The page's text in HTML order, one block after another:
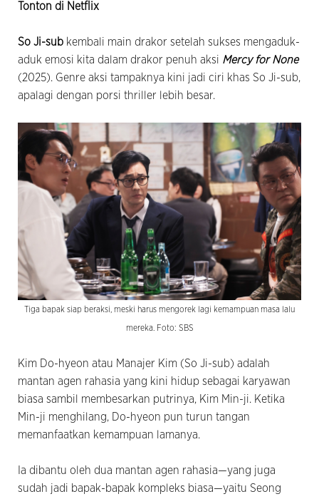
Tonton di Netflix
So Ji-sub kembali main drakor setelah sukses mengaduk-
aduk emosi kita dalam drakor penuh aksi Mercy for None
(2025). Genre aksi tampaknya kini jadi ciri khas So Ji-sub,
apalagi dengan porsi thriller lebih besar.
Tiga bapak siap beraksi, meski harus mengorek lagi kemampuan masa lalu
mereka. Foto: SBS
Kim Do-hyeon atau Manajer Kim (So Ji-sub) adalah
mantan agen rahasia yang kini hidup sebagai karyawan
biasa sambil membesarkan putrinya, Kim Min-ji. Ketika
Min-ji menghilang, Do-hyeon pun turun tangan
memanfaatkan kemampuan lamanya.
Ia dibantu oleh dua mantan agen rahasia—yang juga
sudah jadi bapak-bapak kompleks biasa—yaitu Seong